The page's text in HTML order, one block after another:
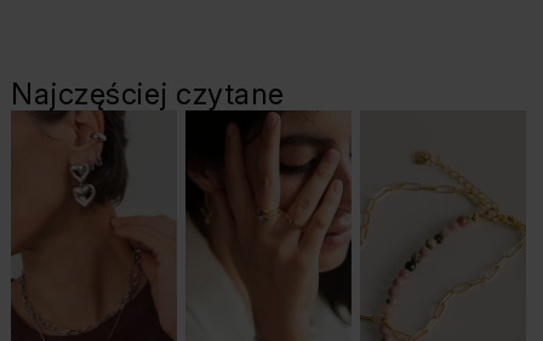
Najczęściej czytane